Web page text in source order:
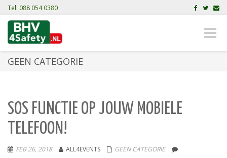
Tel: 088 054 0380
Toggle
GEEN CATEGORIE
SOS FUNCTIE OP JOUW MOBIELE
TELEFOON!
FEB 26, 2018 ALL4EVENTS GEEN CATEGORIE